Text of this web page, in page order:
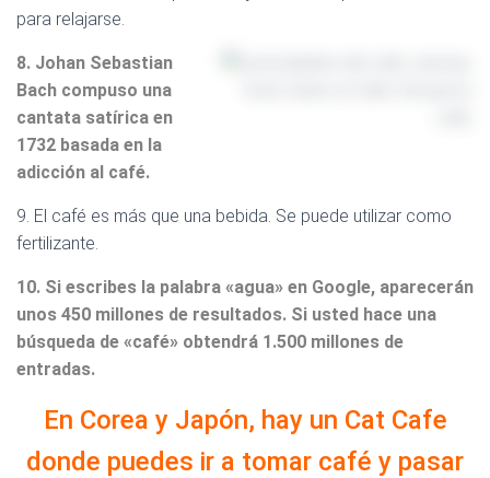
para relajarse.
8. Johan Sebastian
Bach compuso una
cantata satírica en
1732 basada en la
adicción al café.
9. El café es más que una bebida. Se puede utilizar como
fertilizante.
10. Si escribes la palabra «agua» en Google, aparecerán
unos 450 millones de resultados. Si usted hace una
búsqueda de «café» obtendrá 1.500 millones de
entradas.
En Corea y Japón, hay un Cat Cafe
donde puedes ir a tomar café y pasar